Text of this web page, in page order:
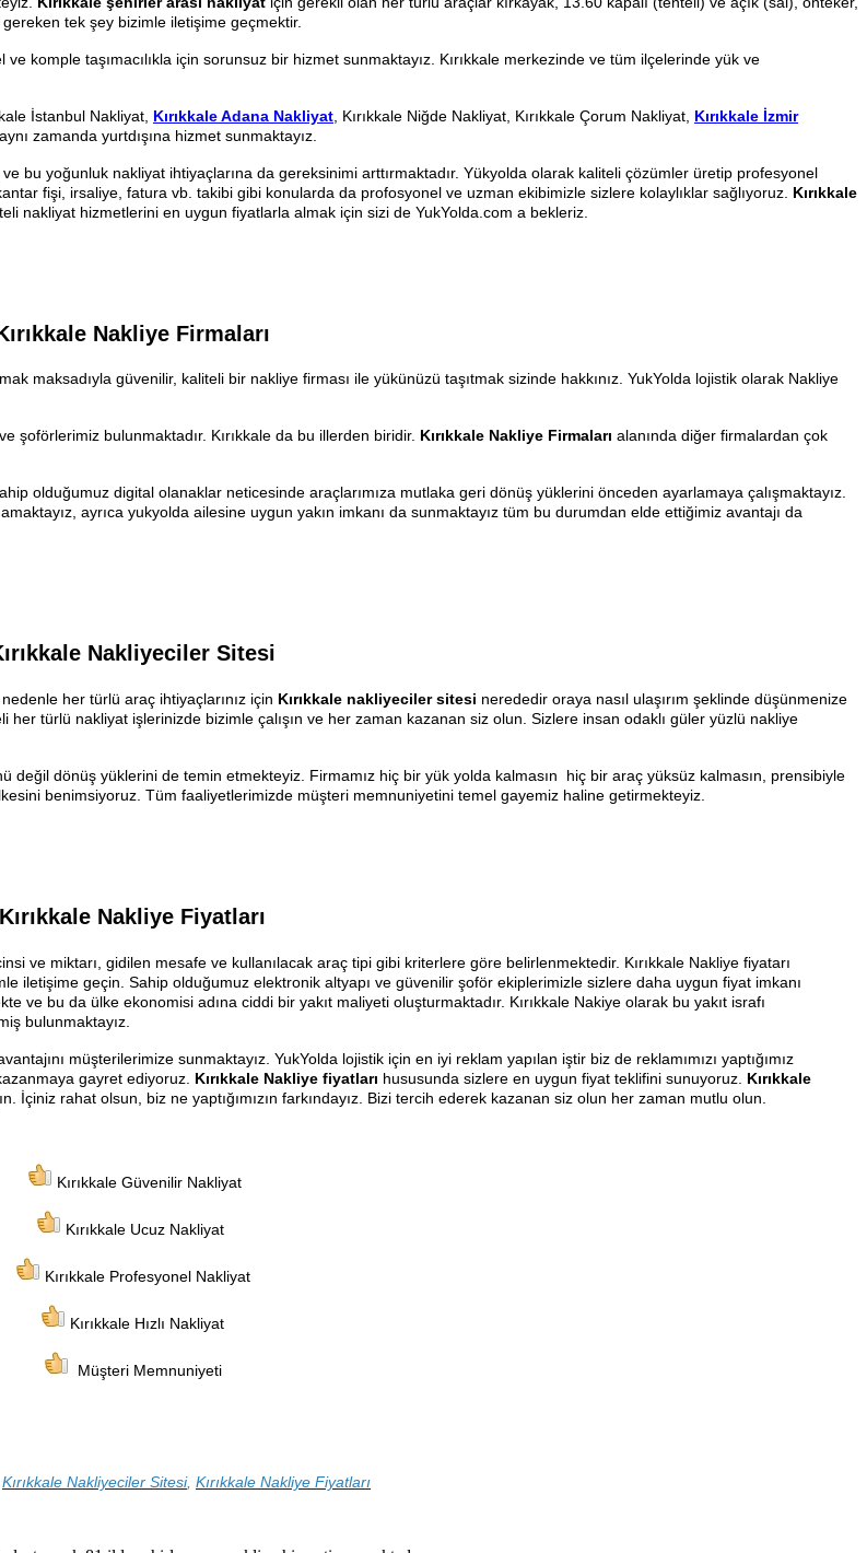
tek şey bizimle iletişime geçmektir.
komple taşımacılıkla için sorunsuz bir hizmet sunmaktayız. Kırıkkale merkezinde ve tüm ilçelerinde yük ve
İstanbul Nakliyat, Kırıkkale Adana Nakliyat , Kırıkkale Niğde Nakliyat, Kırıkkale Çorum Nakliyat, Kırıkkale İzmir
zamanda yurtdışına hizmet sunmaktayız.
bu yoğunluk nakliyat ihtiyaçlarına da gereksinimi arttırmaktadır. Yükyolda olarak kaliteli çözümler üretip profesyonel
fişi, irsaliye, fatura vb. takibi gibi konularda da profosyonel ve uzman ekibimizle sizlere kolaylıklar sağlıyoruz. Kırıkkale
nakliyat hizmetlerini en uygun fiyatlarla almak için sizi de YukYolda.com a bekleriz.
Nakliye Firmaları
maksadıyla güvenilir, kaliteli bir nakliye firması ile yükünüzü taşıtmak sizinde hakkınız. YukYolda lojistik olarak Nakliye
şoförlerimiz bulunmaktadır. Kırıkkale da bu illerden biridir. Kırıkkale Nakliye Firmaları alanında diğer firmalardan çok
olduğumuz digital olanaklar neticesinde araçlarımıza mutlaka geri dönüş yüklerini önceden ayarlamaya çalışmaktayız.
ayrıca yukyolda ailesine uygun yakın imkanı da sunmaktayız tüm bu durumdan elde ettiğimiz avantajı da
Nakliyeciler Sitesi
her türlü araç ihtiyaçlarınız için Kırıkkale nakliyeciler sitesi nerededir oraya nasıl ulaşırım şeklinde düşünmenize
türlü nakliyat işlerinizde bizimle çalışın ve her zaman kazanan siz olun. Sizlere insan odaklı güler yüzlü nakliye
değil dönüş yüklerini de temin etmekteyiz. Firmamız hiç bir yük yolda kalmasın hiç bir araç yüksüz kalmasın, prensibiyle
benimsiyoruz. Tüm faaliyetlerimizde müşteri memnuniyetini temel gayemiz haline getirmekteyiz.
Kırıkkale Nakliye Fiyatları
ve miktarı, gidilen mesafe ve kullanılacak araç tipi gibi kriterlere göre belirlenmektedir. Kırıkkale Nakliye fiyatarı
iletişime geçin. Sahip olduğumuz elektronik altyapı ve güvenilir şoför ekiplerimizle sizlere daha uygun fiyat imkanı
ve bu da ülke ekonomisi adına ciddi bir yakıt maliyeti oluşturmaktadır. Kırıkkale Nakiye olarak bu yakıt israfı
bulunmaktayız.
müşterilerimize sunmaktayız. YukYolda lojistik için en iyi reklam yapılan iştir biz de reklamımızı yaptığımız
gayret ediyoruz. Kırıkkale Nakliye fiyatları hususunda sizlere en uygun fiyat teklifini sunuyoruz. Kırıkkale
rahat olsun, biz ne yaptığımızın farkındayız. Bizi tercih ederek kazanan siz olun her zaman mutlu olun.
Kırıkkale Güvenilir Nakliyat
Kırıkkale Ucuz Nakliyat
Kırıkkale Profesyonel Nakliyat
Kırıkkale Hızlı Nakliyat
Müşteri Memnuniyeti
Kırıkkale Nakliyeciler Sitesi, Kırıkkale Nakliye Fiyatları